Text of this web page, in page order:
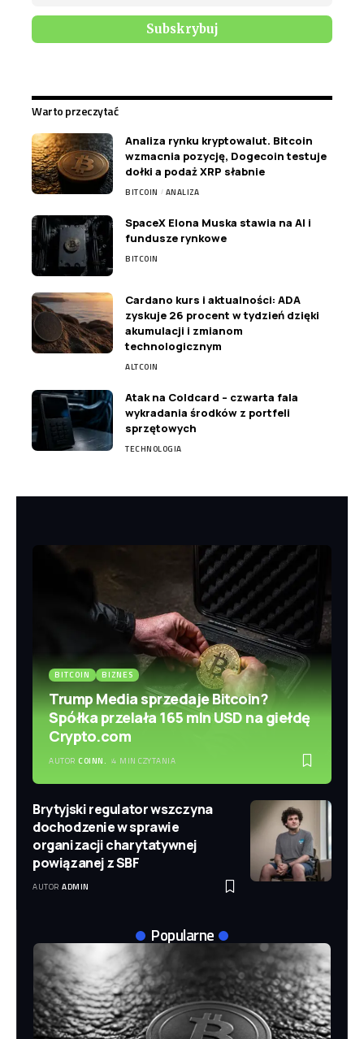
Warto przeczytać
Analiza rynku kryptowalut. Bitcoin
wzmacnia pozycję, Dogecoin testuje
dołki a podaż XRP słabnie
BITCOIN ANALIZA
SpaceX Elona Muska stawia na AI i
fundusze rynkowe
BITCOIN
Cardano kurs i aktualności: ADA
zyskuje 26 procent w tydzień dzięki
akumulacji i zmianom
technologicznym
ALTCOIN
Atak na Coldcard – czwarta fala
wykradania środków z portfeli
sprzętowych
TECHNOLOGIA
BITCOIN BIZNES
Trump Media sprzedaje Bitcoin?
Spółka przelała 165 mln USD na giełdę
Crypto.com
AUTOR COINN. 4 MIN CZYTANIA
Brytyjski regulator wszczyna
dochodzenie w sprawie
organizacji charytatywnej
powiązanej z SBF
AUTOR ADMIN
Popularne